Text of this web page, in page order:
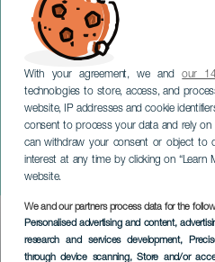
With your agreement, we andour
technologies to store, access, and
website, IP addresses and cookie
consent to process your data and rely on
can withdraw your consent or object to
interest at any time by clicking on “Learn
website.
We and our partners process data for the
Personalised advertising and content,
research and services development,
through device scanning, Store and/or
Finaos dag
GRAN CANARIA
Imagen
Listado